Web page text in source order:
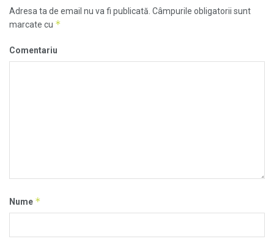
Adresa ta de email nu va fi publicată. Câmpurile obligatorii sunt
marcate cu *
Comentariu
Nume *